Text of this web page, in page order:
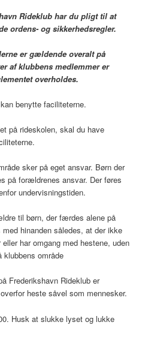
Rideklub har du pligt til at
ordens- og sikkerhedsregler.
er gældende overalt på
af klubbens medlemmer er
overholdes.
benytte faciliteterne.
på rideskolen, skal du have
sker på eget ansvar. Børn der
på forældrenes ansvar. Der føres
undervisningstiden.
til børn, der færdes alene på
hinanden således, at der ikke
har omgang med hestene, uden
klubbens område
Frederikshavn Rideklub er
heste såvel som mennesker.
Husk at slukke lyset og lukke